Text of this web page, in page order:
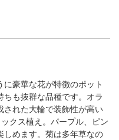
豪華な花が特徴のポット
も抜群な品種です。オラ
された大輪で装飾性が高い
クス植え。パープル、ピン
しめます。菊は多年草なの